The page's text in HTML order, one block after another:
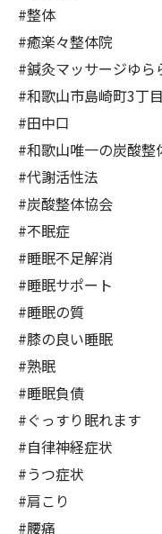
#整体
#癒楽々整体院
#鍼灸マッサージゆら
#和歌山市島崎町3丁
#田中口
#和歌山唯一の炭酸整
#代謝活性法
#炭酸整体協会
#不眠症
#睡眠不足解消
#睡眠サポート
#睡眠の質
#膝の良い睡眠
#熟眠
#睡眠負債
#ぐっすり眠れます
#自律神経症状
#うつ症状
#肩こり
#腰痛